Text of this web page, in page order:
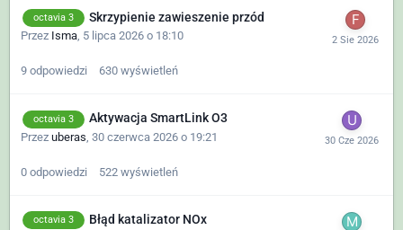
octavia 3 Skrzypienie zawieszenie przód
Przez Isma, 5 lipca 2026 o 18:10
9 odpowiedzi 630 wyświetleń
octavia 3 Aktywacja SmartLink O3
Przez uberas 30 czerwca 2026 o 19:21
0 odpowiedzi 522 wyświetleń
octavia 3 Błąd katalizator NOx